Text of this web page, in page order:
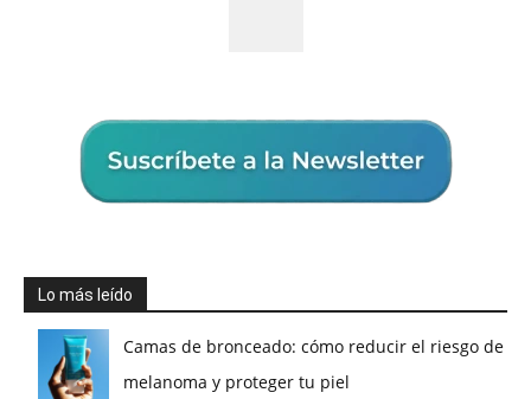
Lo más leído
Camas de bronceado: cómo reducir el riesgo de
melanoma y proteger tu piel